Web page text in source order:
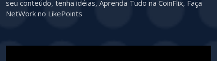
seu conteúdo, tenha idéias, Aprenda Tudo na CoinFlix, Faça
NetWork no LikePoints